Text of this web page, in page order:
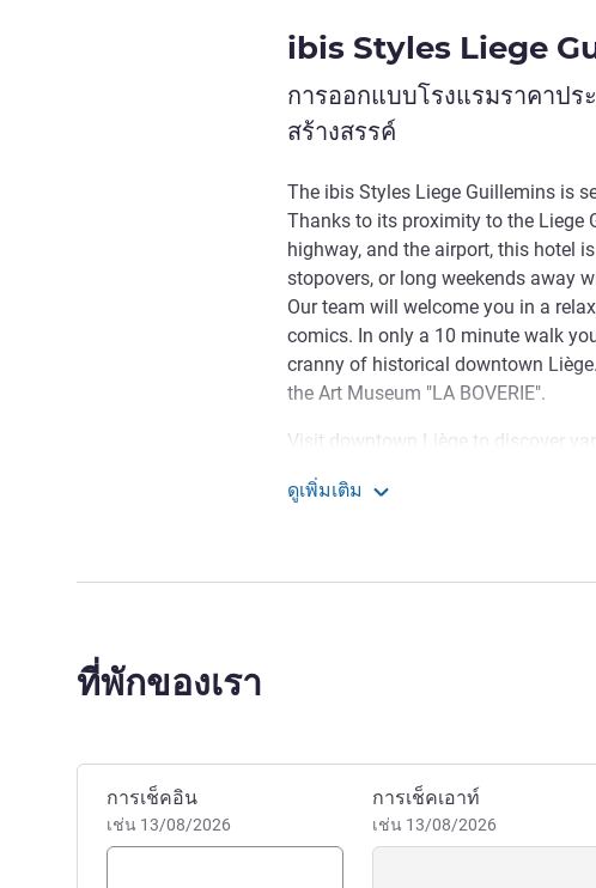
ibis Styles Liege
การออกแบบโรงแรมราคาปร
สร้างสรรค์
The ibis Styles Liege Guillemins is
Thanks to its proximity to the Liege
highway, and the airport, this hotel
stopovers, or long weekends away
Our team will welcome you in a
comics. In only a 10 minute walk
cranny of historical downtown
the Art Museum "LA BOVERIE".
Visit downtown Liège to discover
Going for drinks? Le Carré is the
decorated with famous Belgian
plaisir de vous accueillir chez
Olivier ROUMA ฝ่ายบริหารโรงแรม
ดูเพิ่มเติม
ที่พักของเรา
จองโรงแรมนี้
การเช็คอิน
เช่น 13/08/2026
การเช็คเอาท์
เช่น 13/08/2026